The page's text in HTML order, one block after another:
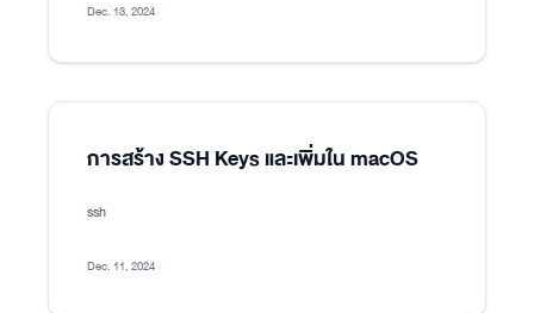
Dec. 13, 2024
การสร้าง SSH Keys และเพิ่มใน macOS
ssh
Dec. 11, 2024